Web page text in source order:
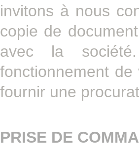
invitons à nous
copie de
avec la
fonctionnement
fournir une
PRISE DE